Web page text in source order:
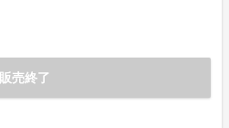
販売終了